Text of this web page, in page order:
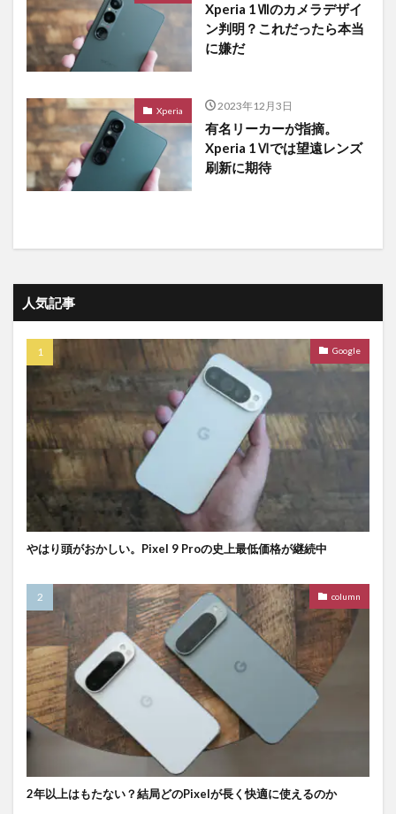
Xperia 1Ⅶのカメラデザイ
ン判明？これだったら本当
に嫌だ
Xperia 2023年12月3日
有名リーカーが指摘。
Xperia 1Ⅵでは望遠レンズ
刷新に期待
人気記事
Google
やはり頭がおかしい。Pixel 9 Proの史上最低価格が継続中
column
2年以上はもたない？結局どのPixelが長く快適に使えるのか